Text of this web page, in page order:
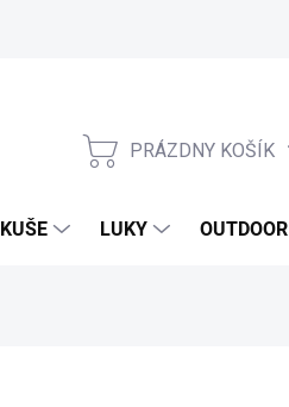
NÁKUPNÝ
PRÁZDNY KOŠÍK
KUŠE LUKY OUTDOOR